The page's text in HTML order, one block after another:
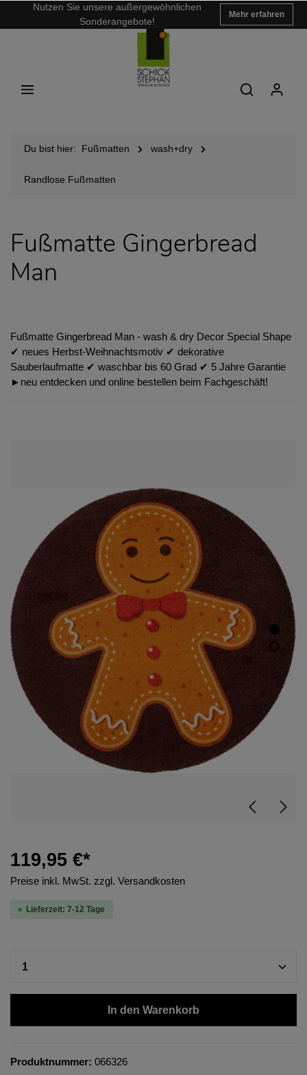
Nutzen Sie unsere außergewöhnlichen
Sonderangebote!
Mehr erfahren
Du bist hier: Fußmatten wash+dry
Randlose Fußmatten
Fußmatte Gingerbread
Man
Fußmatte Gingerbread Man - wash & dry Decor Special Shape
✔︎ neues Herbst-Weihnachtsmotiv ✔︎ dekorative
Sauberlaufmatte ✔︎ waschbar bis 60 Grad ✔︎ 5 Jahre Garantie
►neu entdecken und online bestellen beim Fachgeschäft!
119,95 €*
Preise inkl. MwSt. zzgl. Versandkosten
Lieferzeit: 7-12 Tage
In den Warenkorb
Produktnummer: 066326